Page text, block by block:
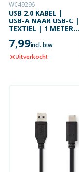
WC49296
USB 2.0 KABEL |
USB-A NAAR USB-C |
TEXTIEL | 1 METER |
7,99incl. btw
Uitverkocht